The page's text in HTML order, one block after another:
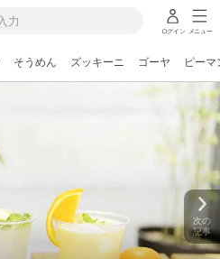
ログイン メニュー
そうめん ズッキーニ ゴーヤ ピーマ
次の
記事